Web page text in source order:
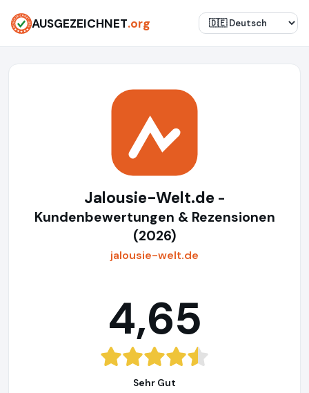
AUSGEZEICHNET.org
Jalousie-Welt.de -
Kundenbewertungen & Rezensionen
(2026)
jalousie-welt.de
4,65
Sehr Gut